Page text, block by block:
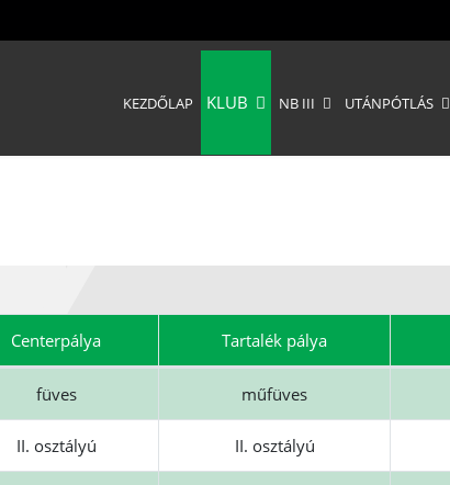
KEZDŐLAP KLUB NB III UTÁNPÓTLÁS
Centerpálya Tartalék pálya
füves műfüves
II. osztályú II. osztályú